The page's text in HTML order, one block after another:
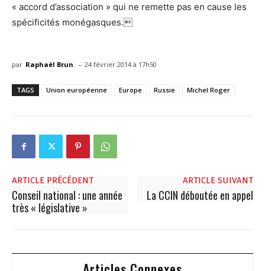
« accord d’association » qui ne remette pas en cause les
spécificités monégasques.
par Raphaël Brun - 24 février 2014 à 17h50
TAGS Union européenne Europe Russie Michel Roger
ARTICLE PRÉCÉDENT
Conseil national : une année
très « législative »
ARTICLE SUIVANT
La CCIN déboutée en appel